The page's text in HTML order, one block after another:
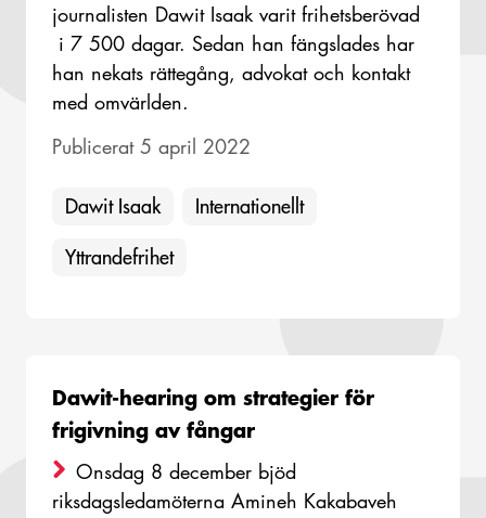
journalisten Dawit Isaak varit frihetsberövad
i 7 500 dagar. Sedan han fängslades har
han nekats rättegång, advokat och kontakt
med omvärlden.
Publicerat 5 april 2022
Dawit Isaak Internationellt
Yttrandefrihet
Dawit-hearing om strategier för
frigivning av fångar
Onsdag 8 december bjöd
riksdagsledamöterna Amineh Kakabaveh